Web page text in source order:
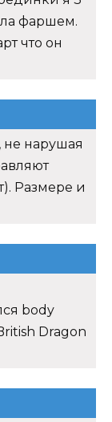
фаршем.
что он
нарушая
Размере и
body
Dragon